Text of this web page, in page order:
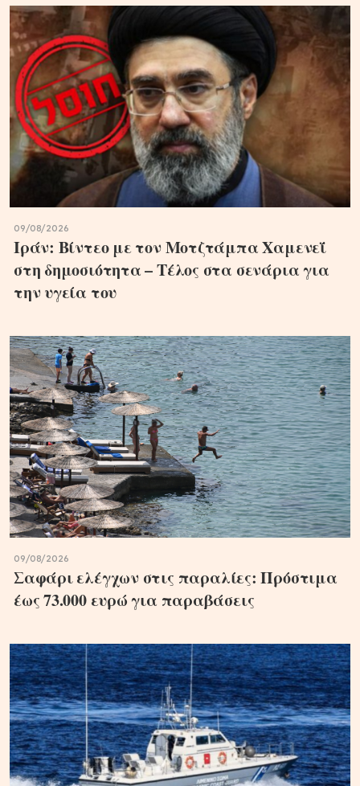
09/08/2026
Ιράν: Βίντεο με τον Μοτζτάμπα Χαμενεΐ
στη δημοσιότητα – Τέλος στα σενάρια για
την υγεία του
09/08/2026
Σαφάρι ελέγχων στις παραλίες: Πρόστιμα
έως 73.000 ευρώ για παραβάσεις